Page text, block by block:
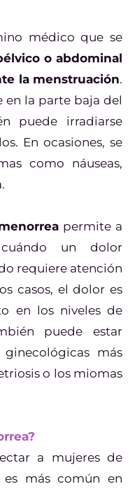
médico que se
o abdominal
la menstruación.
en la parte baja del
puede irradiarse
En ocasiones, se
como náuseas,
permite a
un dolor
requiere atención
casos, el dolor es
en los niveles de
puede estar
más
o los miomas
a mujeres de
es más común en